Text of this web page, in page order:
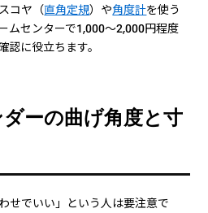
コヤ（直角定規）や角度計を使う
ムセンターで1,000〜2,000円程度
に役立ちます。
ーの曲げ角度と寸
せでいい」という人は要注意で